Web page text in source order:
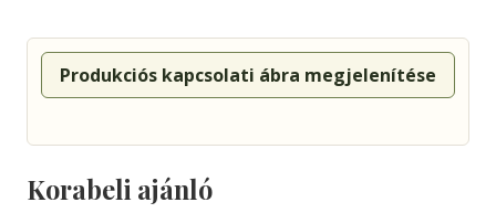
Produkciós kapcsolati ábra megjelenítése
Korabeli ajánló